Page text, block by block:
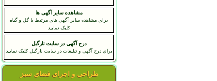
مشاهده سایر آگهی ها
برای مشاهده سایر آگهی های مرتبط با گل و گیاه
کلیک نمایید
درج آگهی در سایت نارگیل
برای درج آگهی و تبلیغات در سایت نارگیل کلیک نمایید
طراحی و اجرای فضای سبز